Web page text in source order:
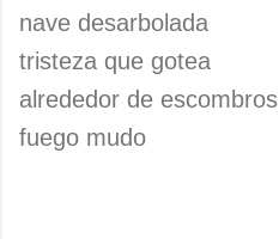
nave desarbolada
tristeza que gotea
alrededor de escombros
fuego mudo